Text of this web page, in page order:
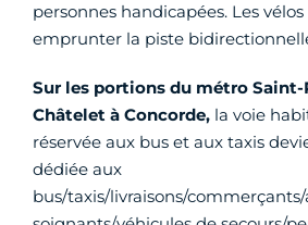
personnes handicapées. Les
emprunter la piste
Sur les portions du métro
Châtelet à Concorde, la voie
réservée aux bus et aux taxis
dédiée aux
bus/taxis/livraisons/